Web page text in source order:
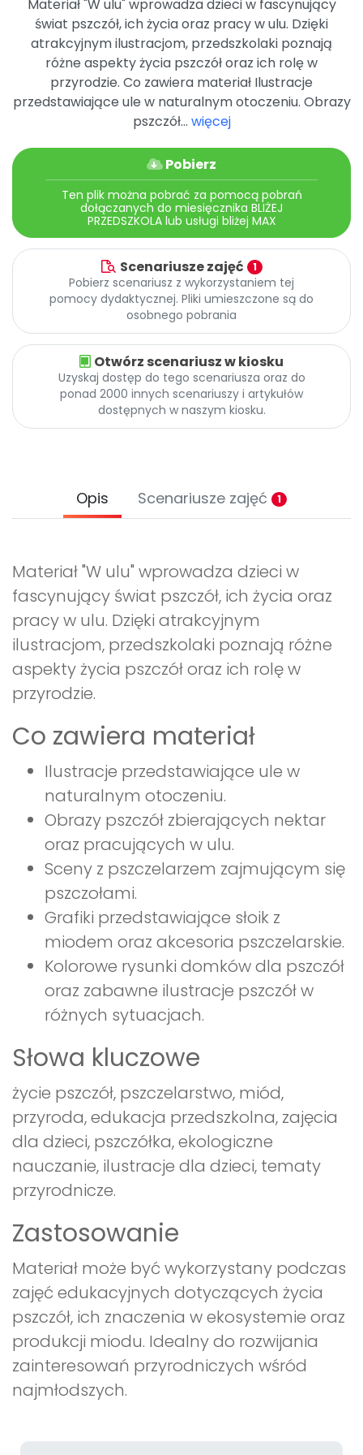
Archiwalne numery
Pomoc
Promocje
Materiał "W ulu" wprowadza dzieci w fascynujący
świat pszczół, ich życia oraz pracy w ulu. Dzięki
atrakcyjnym ilustracjom, przedszkolaki poznają
różne aspekty życia pszczół oraz ich rolę w
przyrodzie. Co zawiera materiał Ilustracje
przedstawiające ule w naturalnym otoczeniu. Obrazy
pszczół... więcej
Pobierz
Ten plik można pobrać za pomocą pobrań
dołączanych do miesięcznika BLIŻEJ
PRZEDSZKOLA lub usługi bliżej MAX
Scenariusze zajęć 1
Pobierz scenariusz z wykorzystaniem tej
pomocy dydaktycznej. Pliki umieszczone są do
osobnego pobrania
Otwórz scenariusz w kiosku
Uzyskaj dostęp do tego scenariusza oraz do
ponad 2000 innych scenariuszy i artykułów
dostępnych w naszym kiosku.
Opis Scenariusze zajęć 1
Materiał "W ulu" wprowadza dzieci w
fascynujący świat pszczół, ich życia oraz
pracy w ulu. Dzięki atrakcyjnym
ilustracjom, przedszkolaki poznają różne
aspekty życia pszczół oraz ich rolę w
przyrodzie.
Co zawiera materiał
Ilustracje przedstawiające ule w
naturalnym otoczeniu.
Obrazy pszczół zbierających nektar
oraz pracujących w ulu.
Sceny z pszczelarzem zajmującym się
pszczołami.
Grafiki przedstawiające słoik z
miodem oraz akcesoria pszczelarskie.
Kolorowe rysunki domków dla pszczół
oraz zabawne ilustracje pszczół w
różnych sytuacjach.
Słowa kluczowe
życie pszczół, pszczelarstwo, miód,
przyroda, edukacja przedszkolna, zajęcia
dla dzieci, pszczółka, ekologiczne
nauczanie, ilustracje dla dzieci, tematy
przyrodnicze.
Zastosowanie
Materiał może być wykorzystany podczas
zajęć edukacyjnych dotyczących życia
pszczół, ich znaczenia w ekosystemie oraz
produkcji miodu. Idealny do rozwijania
zainteresowań przyrodniczych wśród
najmłodszych.